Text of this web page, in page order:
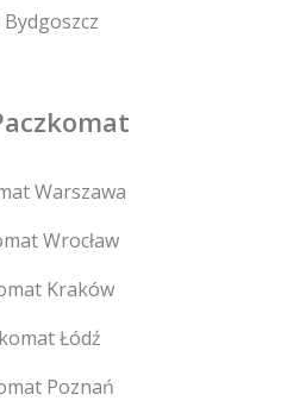
Bydgoszcz
Warszawa
Wrocław
Kraków
Łódź
Poznań